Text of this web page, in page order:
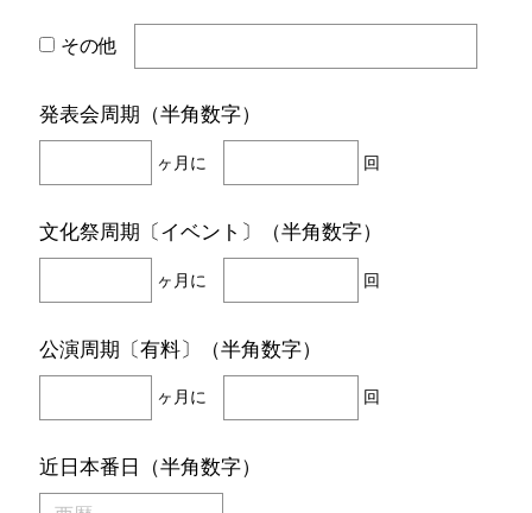
その他
発表会周期（半角数字）
ヶ月に 回
文化祭周期〔イベント〕（半角数字）
ヶ月に 回
公演周期〔有料〕（半角数字）
ヶ月に 回
近日本番日（半角数字）